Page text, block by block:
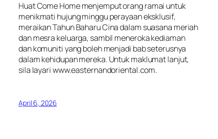
Huat Come Home menjemput orang ramai untuk
menikmati hujung minggu perayaan eksklusif,
meraikan Tahun Baharu Cina dalam suasana meriah
dan mesra keluarga, sambil meneroka kediaman
dan komuniti yang boleh menjadi bab seterusnya
dalam kehidupan mereka. Untuk maklumat lanjut,
sila layariwww.easternandoriental.com.
April 6, 2026